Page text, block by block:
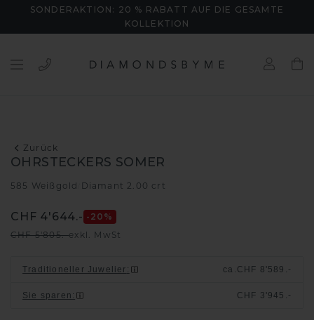
SONDERAKTION: 20 % RABATT AUF DIE GESAMTE
KOLLEKTION
Zurück
OHRSTECKERS SOMER
585 Weißgold Diamant 2.00 crt
CHF 4'644.- -20 %
CHF 5'805.-exkl. MwSt
Traditioneller Juwelier : ca. CHF 8'589.-
Sie sparen : CHF 3'945.-